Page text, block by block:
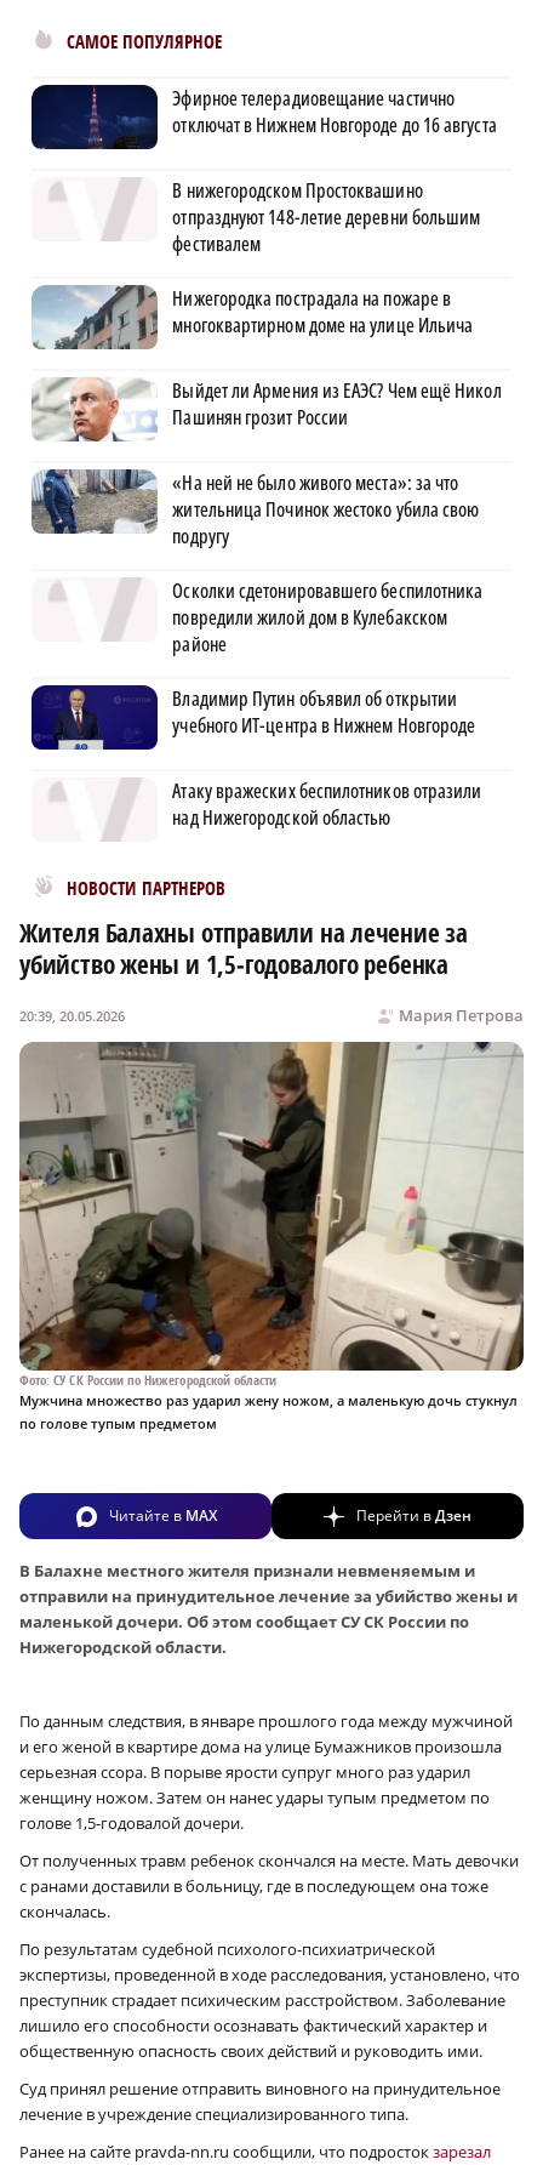
САМОЕ ПОПУЛЯРНОЕ
Эфирное телерадиовещание частично
отключат в Нижнем Новгороде до 16 августа
В нижегородском Простоквашино
отпразднуют 148-летие деревни большим
фестивалем
Нижегородка пострадала на пожаре в
многоквартирном доме на улице Ильича
Выйдет ли Армения из ЕАЭС? Чем ещё Никол
Пашинян грозит России
«На ней не было живого места»: за что
жительница Починок жестоко убила свою
подругу
Осколки сдетонировавшего беспилотника
повредили жилой дом в Кулебакском
районе
Владимир Путин объявил об открытии
учебного ИТ-центра в Нижнем Новгороде
Атаку вражеских беспилотников отразили
над Нижегородской областью
НОВОСТИ ПАРТНЕРОВ
Новости МирТесен
Жителя Балахны отправили на лечение за
убийство жены и 1,5‑годовалого ребенка
Мария Петрова
20:39, 20.05.2026
Фото: СУ СК России по Нижегородской области
Мужчина множество раз ударил жену ножом, а маленькую дочь стукнул
по голове тупым предметом
Читайте в MAX Перейти вДзен
В Балахне местного жителя признали невменяемым и
отправили на принудительное лечение за убийство жены и
маленькой дочери. Об этом сообщает СУ СК России по
Нижегородской области.
По данным следствия, в январе прошлого года между мужчиной
и его женой в квартире дома на улице Бумажников произошла
серьезная ссора. В порыве ярости супруг много раз ударил
женщину ножом. Затем он нанес удары тупым предметом по
голове 1,5‑годовалой дочери.
От полученных травм ребенок скончался на месте. Мать девочки
с ранами доставили в больницу, где в последующем она тоже
скончалась.
По результатам судебной психолого-психиатрической
экспертизы, проведенной в ходе расследования, установлено, что
преступник страдает психическим расстройством. Заболевание
лишило его способности осознавать фактический характер и
общественную опасность своих действий и руководить ими.
Суд принял решение отправить виновного на принудительное
лечение в учреждение специализированного типа.
Ранее на сайте pravda-nn.ru сообщили, что подростокзарезал